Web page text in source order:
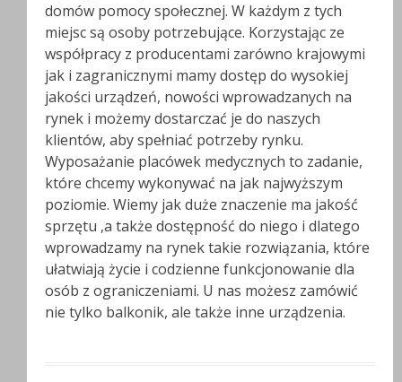
domów pomocy społecznej. W każdym z tych
miejsc są osoby potrzebujące. Korzystając ze
współpracy z producentami zarówno krajowymi
jak i zagranicznymi mamy dostęp do wysokiej
jakości urządzeń, nowości wprowadzanych na
rynek i możemy dostarczać je do naszych
klientów, aby spełniać potrzeby rynku.
Wyposażanie placówek medycznych to zadanie,
które chcemy wykonywać na jak najwyższym
poziomie. Wiemy jak duże znaczenie ma jakość
sprzętu ,a także dostępność do niego i dlatego
wprowadzamy na rynek takie rozwiązania, które
ułatwiają życie i codzienne funkcjonowanie dla
osób z ograniczeniami. U nas możesz zamówić
nie tylko balkonik, ale także inne urządzenia.